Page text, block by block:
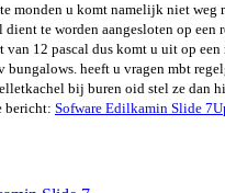
monden u komt namelijk niet weg
dient te worden aangesloten op
van 12 pascal dus komt u uit op
heeft u vragen mbt
bij buren oid stel ze dan
bericht: Sofware Edilkamin Slide